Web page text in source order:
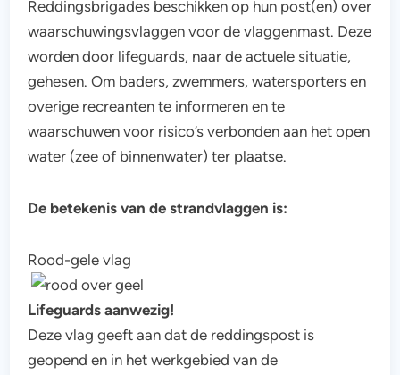
Reddingsbrigades beschikken op hun post(en) over
waarschuwingsvlaggen voor de vlaggenmast. Deze
worden door lifeguards, naar de actuele situatie,
gehesen. Om baders, zwemmers, watersporters en
overige recreanten te informeren en te
waarschuwen voor risico’s verbonden aan het open
water (zee of binnenwater) ter plaatse.
De betekenis van de strandvlaggen is:
Rood-gele vlag
Lifeguards aanwezig!
Deze vlag geeft aan dat de reddingspost is
geopend en in het werkgebied van de